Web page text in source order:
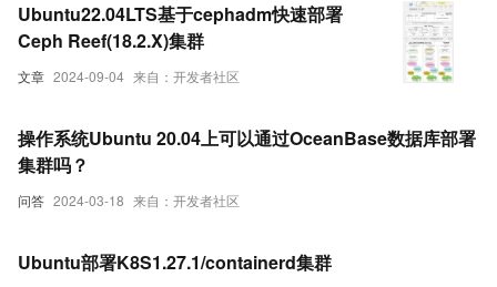
文章 2024-09-04 来自：开发者社区
Ubuntu22.04LTS基于cephadm快速部署
Ceph Reef(18.2.X)集群
问答 2024-03-18 来自：开发者社区
操作系统Ubuntu 20.04上可以通过OceanBase数据库部署
集群吗？
Ubuntu部署K8S1.27.1/containerd集群